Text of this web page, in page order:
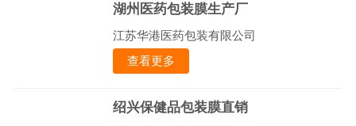
湖州医药包装膜生产厂
江苏华港医药包装有限公司
查看更多
绍兴保健品包装膜直销